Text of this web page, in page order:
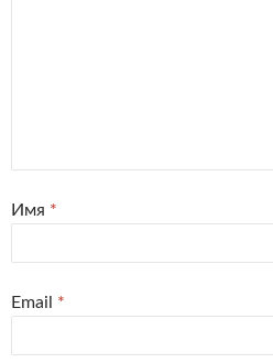
Имя *
Email *